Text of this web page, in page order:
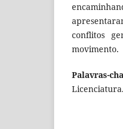
conflitos
movimento.
Palavras-
Licenciatura.